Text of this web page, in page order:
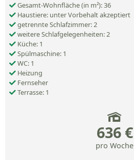
Gesamt-Wohnfläche (in m²): 36
Haustiere: unter Vorbehalt akzeptiert
getrennte Schlafzimmer: 2
weitere Schlafgelegenheiten: 2
Küche: 1
Spülmaschine: 1
WC: 1
Heizung
Fernseher
Terrasse: 1
636 €
pro Woche